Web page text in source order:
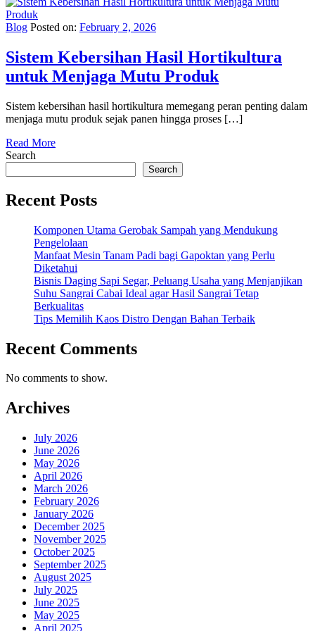
Blog Posted on: February 2, 2026
Sistem Kebersihan Hasil Hortikultura
untuk Menjaga Mutu Produk
Sistem kebersihan hasil hortikultura memegang peran penting dalam
menjaga mutu produk sejak panen hingga proses […]
Read More
Search
Search
Recent Posts
Komponen Utama Gerobak Sampah yang Mendukung
Pengelolaan
Manfaat Mesin Tanam Padi bagi Gapoktan yang Perlu
Diketahui
Bisnis Daging Sapi Segar, Peluang Usaha yang Menjanjikan
Suhu Sangrai Cabai Ideal agar Hasil Sangrai Tetap
Berkualitas
Tips Memilih Kaos Distro Dengan Bahan Terbaik
Recent Comments
No comments to show.
Archives
July 2026
June 2026
May 2026
April 2026
March 2026
February 2026
January 2026
December 2025
November 2025
October 2025
September 2025
August 2025
July 2025
June 2025
May 2025
April 2025